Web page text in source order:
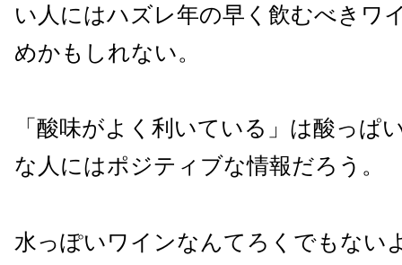
い人にはハズレ年の早く飲むべきワ
めかもしれない。
「酸味がよく利いている」は酸っぱ
な人にはポジティブな情報だろう。
水っぽいワインなんてろくでもない